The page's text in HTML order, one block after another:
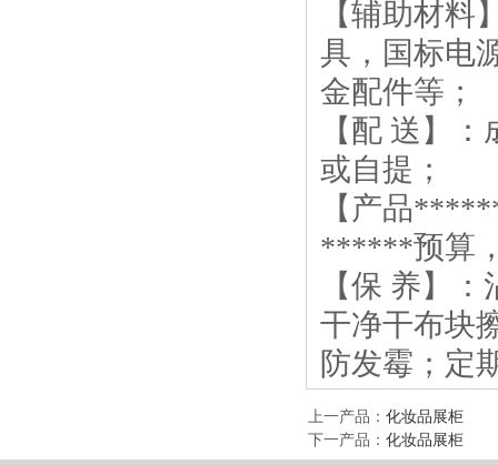
【辅助材
具，国标电
金配件等；
【配 送】
或自提；
【产品
******预算
【保 养】
干净干布块
防发霉；定
上一产品 ： 化妆品展柜
下一产品 ： 化妆品展柜